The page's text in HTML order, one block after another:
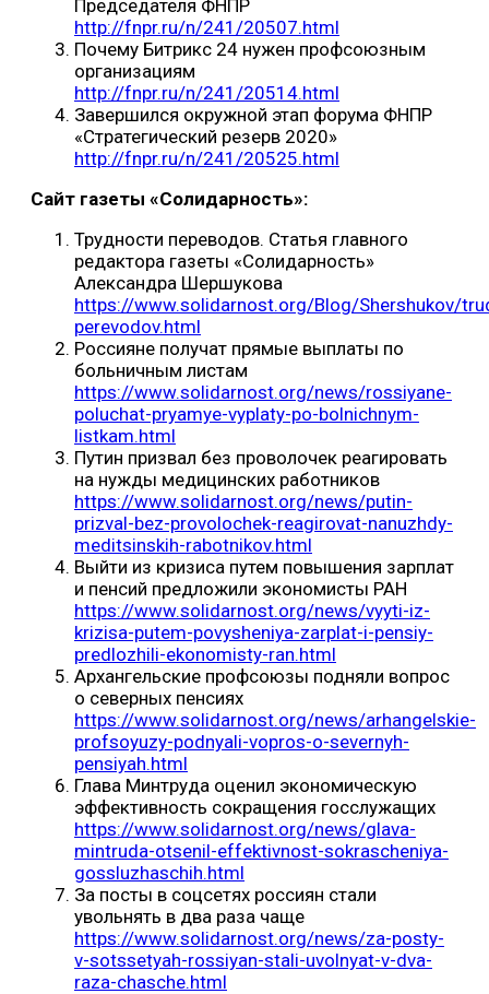
Председателя ФНПР
http://fnpr.ru/n/241/20507.html
Почему Битрикс 24 нужен профсоюзным
организациям
http://fnpr.ru/n/241/20514.html
Завершился окружной этап форума ФНПР
«Стратегический резерв 2020»
http://fnpr.ru/n/241/20525.html
Сайт газеты «Солидарность»:
Трудности переводов. Статья главного
редактора газеты «Солидарность»
Александра Шершукова
https://www.solidarnost.org/Blog/Shershukov/
perevodov.html
Россияне получат прямые выплаты по
больничным листам
https://www.solidarnost.org/news/rossiyane-
poluchat-pryamye-vyplaty-po-bolnichnym-
listkam.html
Путин призвал без проволочек реагировать
на нужды медицинских работников
https://www.solidarnost.org/news/putin-
prizval-bez-provolochek-reagirovat-nanuzhdy-
meditsinskih-rabotnikov.html
Выйти из кризиса путем повышения зарплат
и пенсий предложили экономисты РАН
https://www.solidarnost.org/news/vyyti-iz-
krizisa-putem-povysheniya-zarplat-i-pensiy-
predlozhili-ekonomisty-ran.html
Архангельские профсоюзы подняли вопрос
о северных пенсиях
https://www.solidarnost.org/news/arhangelskie-
profsoyuzy-podnyali-vopros-o-severnyh-
pensiyah.html
Глава Минтруда оценил экономическую
эффективность сокращения госслужащих
https://www.solidarnost.org/news/glava-
mintruda-otsenil-effektivnost-sokrascheniya-
gossluzhaschih.html
За посты в соцсетях россиян стали
увольнять в два раза чаще
https://www.solidarnost.org/news/za-posty-
v-sotssetyah-rossiyan-stali-uvolnyat-v-dva-
raza-chasche.html